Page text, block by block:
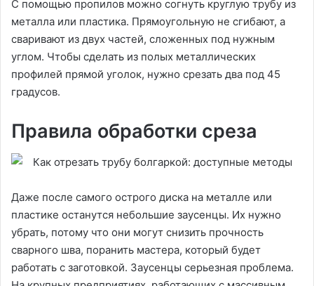
С помощью пропилов можно согнуть круглую трубу из
металла или пластика. Прямоугольную не сгибают, а
сваривают из двух частей, сложенных под нужным
углом. Чтобы сделать из полых металлических
профилей прямой уголок, нужно срезать два под 45
градусов.
Правила обработки среза
Даже после самого острого диска на металле или
пластике останутся небольшие заусенцы. Их нужно
убрать, потому что они могут снизить прочность
сварного шва, поранить мастера, который будет
работать с заготовкой. Заусенцы серьезная проблема.